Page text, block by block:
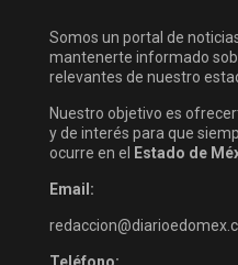
Somos un portal de
mantenerte informado
relevantes de nuestro
Nuestro objetivo es
y de interés para que
ocurre en el
Estado de
Email:
Teléfono: